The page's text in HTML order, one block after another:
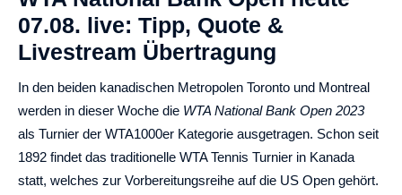
07.08. live: Tipp, Quote &
Livestream Übertragung
In den beiden kanadischen Metropolen Toronto und Montreal
werden in dieser Woche die WTA National Bank Open 2023
als Turnier der WTA1000er Kategorie ausgetragen. Schon seit
1892 findet das traditionelle WTA Tennis Turnier in Kanada
statt, welches zur Vorbereitungsreihe auf die US Open gehört.